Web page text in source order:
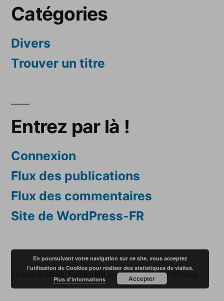
Catégories
Divers
Trouver un titre
Entrez par là !
Connexion
Flux des publications
Flux des commentaires
Site de WordPress-FR
Fièrement propulsé par WordPress.
En poursuivant votre navigation sur ce site, vous acceptez
l’utilisation de Cookies pour réaliser des statistiques de visites.
Plus d'informations
Accepter